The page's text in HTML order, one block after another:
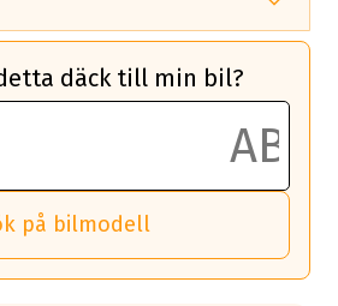
från klass A
ha 6,5% bättre
ett klass G däck.
kör 10,000 km,
bränsle med ett
däck till min bil?
på bilmodell